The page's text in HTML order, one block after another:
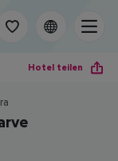
Hotel teilen